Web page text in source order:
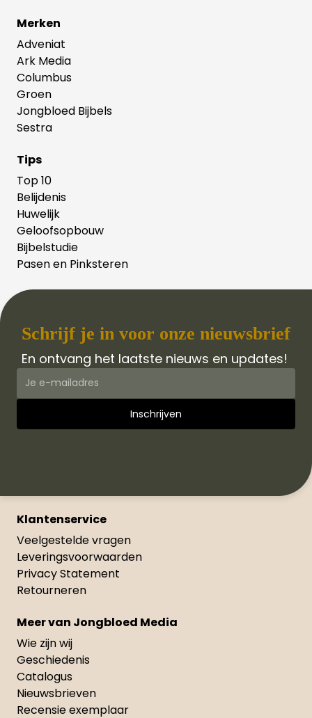
Merken
Adveniat
Ark Media
Columbus
Groen
Jongbloed Bijbels
Sestra
Tips
Top 10
Belijdenis
Huwelijk
Geloofsopbouw
Bijbelstudie
Pasen en Pinksteren
Schrijf je in voor onze nieuwsbrief
En ontvang het laatste nieuws en updates!
Klantenservice
Veelgestelde vragen
Leveringsvoorwaarden
Privacy Statement
Retourneren
Meer van Jongbloed Media
Wie zijn wij
Geschiedenis
Catalogus
Nieuwsbrieven
Recensie exemplaar